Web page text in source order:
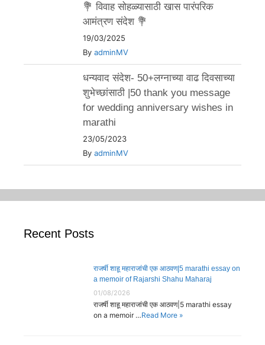
💐 विवाह सोहळ्यासाठी खास पारंपरिक
आमंत्रण संदेश 💐
19/03/2025
By adminMV
धन्यवाद संदेश- 50+लग्नाच्या वाढ दिवसाच्या
शुभेच्छांसाठी |50 thank you message
for wedding anniversary wishes in
marathi
23/05/2023
By adminMV
Recent Posts
राजर्षी शाहू महाराजांची एक आठवण|5 marathi essay on
a memoir of Rajarshi Shahu Maharaj
01/08/2026
राजर्षी शाहू महाराजांची एक आठवण|5 marathi essay
on a memoir …Read More »